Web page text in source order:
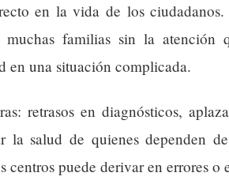
en la vida de los
muchas familias sin la atención
en una situación complicada.
retrasos en diagnósticos,
la salud de quienes dependen
centros puede derivar en errores o